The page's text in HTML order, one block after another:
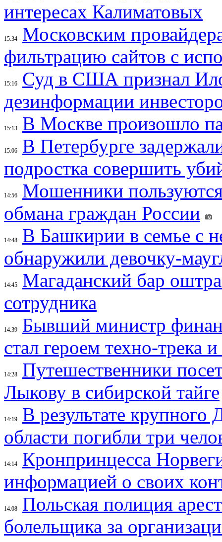
интересах Калиматовых
15:34
Московским
фильтрацию сайтов с
15:16
Суд в США признал
дезинформации
15:13 В Москве произошло
15:06
В Петербурге
подростка совершить
14:56
Мошенники
обмана граждан России
14:48
В Башкирии в семье с
обнаружили девочку-
14:45
Магаданский бар
сотрудника
14:39
Бывший министр
стал героем техно-трека
14:28
Путешественники
Лыкову в сибирской тайге
14:19
В результате крупного
области погибли три
14:14
Кронпринцесса
информацией о своих
14:08
Польская полиция
болельщика за